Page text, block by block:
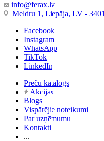
info@ferax.lv
Meldru 1, Liepāja, LV - 3401
Facebook
Instagram
WhatsApp
TikTok
LinkedIn
Preču katalogs
Akcijas
Blogs
Vispārējie noteikumi
Par uzņēmumu
Kontakti
...